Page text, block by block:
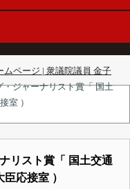
ページ | 衆議院議員 金子
ジャーナリスト賞「 国土
室 ）
リスト賞「 国土交通
応接室 ）